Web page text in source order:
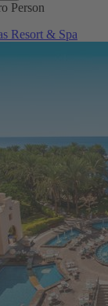
Person
Resort & Spa